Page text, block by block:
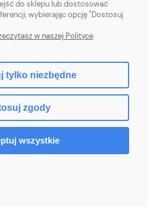
| ul. Mościckiego 14; 66-400 Gorzów
Tel.698 35 12 13|zby-mal@wp.pl
Shoper.pl
do sklepu lub dostosować
wybierając opcję "Dostosuj
w naszej Polityce
tylko niezbędne
zgody
wszystkie